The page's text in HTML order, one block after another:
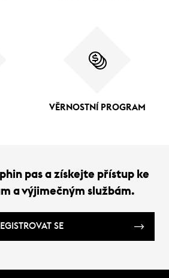
VĚRNOSTNÍ PROGRAM
pas a získejte přístup ke
a výjimečným službám.
SE